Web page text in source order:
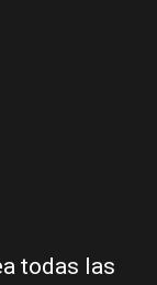
todas las